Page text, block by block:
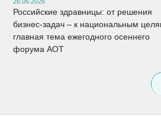
Российские здравницы: от решения
бизнес-задач – к национальным
главная тема ежегодного осеннего
форума АОТ